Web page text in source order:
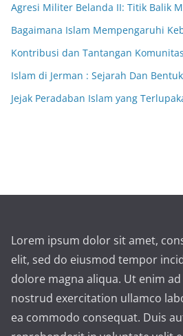
Agresi Militer Belanda II: Titik Balik
Bagaimana Islam Mempengaruhi
Kontribusi dan Tantangan
Islam di Jerman : Sejarah Dan
Jejak Peradaban Islam yang
Lorem ipsum dolor sit amet,
elit, sed do eiusmod tempor
dolore magna aliqua. Ut enim
nostrud exercitation ullamco
ea commodo consequat. Duis